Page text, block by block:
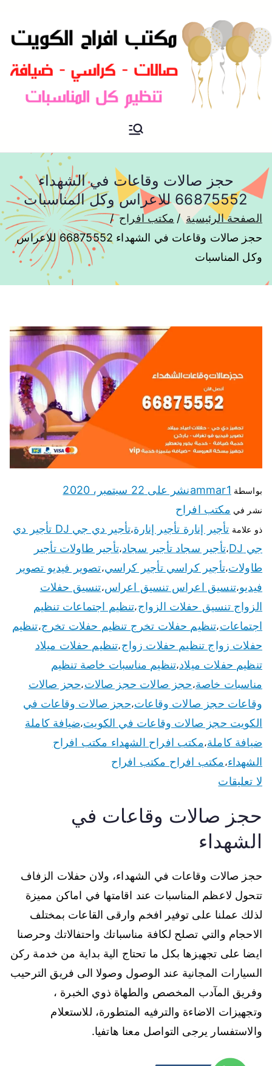
مكتب افراح و مناسبات و زواج و
حجز صالات وقاعات في الشهداء
66875552 للاعراس وكل المناسبات
الصفحة الرئيسية
مكتب افراح
حجز صالات وقاعات في الشهداء 66875552 للاعراس
وكل المناسبات
بواسطة ammar1نشر على 22 سبتمبر، 2020
نشر في مكتب افراح
ذو علامة تأجير إنارة تأجير إنارة،
تأجير دي جي DJ تأجير دي
جي DJ
،تأجير سجاد تأجير سجاد،تأجير طاولات تأجير
طاولات،تأجير كراسي تأجير كراسي،تصوير فيديو تصوير
فيديو،تنسيق اعراس تنسيق اعراس،تنسيق حفلات
الزواج تنسيق حفلات الزواج،تنظيم اجتماعات تنظيم
اجتماعات،تنظيم حفلات تخرج تنظيم حفلات تخرج،تنظيم
حفلات زواج تنظيم حفلات زواج،تنظيم حفلات ميلاد
تنظيم حفلات ميلاد،تنظيم مناسبات خاصة تنظيم
مناسبات خاصة،حجز صالات حجز صالات،حجز صالات
وقاعات حجز صالات وقاعات،حجز صالات وقاعات في
الكويت حجز صالات وقاعات في الكويت،ضيافة كاملة
ضيافة كاملة،مكتب افراح الشهداء مكتب افراح
الشهداء،مكتب افراح مكتب افراح
لا تعليقات
حجز صالات وقاعات في
الشهداء
حجز صالات وقاعات في الشهداء، ولان حفلات الزفاف
تتحول لاعظم المناسبات عند اقامتها في اماكن مميزة
لذلك عملنا على توفير افخم وارقى القاعات بمختلف
الاحجام والتي تصلح لكافة مناسباتك واحتفالاتك وحرصنا
ايضا على تجهيزها بكل ما تحتاج الية بداية من خدمة ركن
السيارات المجانية عند الوصول وصولا الى فريق الترحيب
وفريق المآدب المخصص والطهاة ذوي الخبرة ،
وتجهيزات الاضاءة والترفيه المتطورة، للاستعلام
والاستفسار يرجى التواصل معنا هاتفيا.